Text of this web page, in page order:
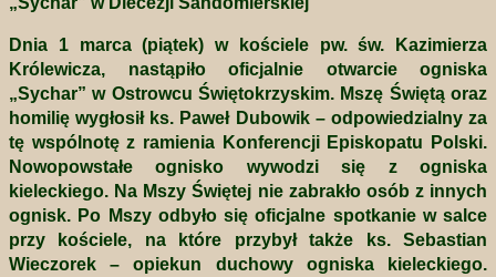
Dnia 1 marca (piątek) w kościele pw. św. Kazimierza
Królewicza, nastąpiło oficjalnie otwarcie ogniska
„Sychar” w Ostrowcu Świętokrzyskim. Mszę Świętą oraz
homilię wygłosił ks. Paweł Dubowik – odpowiedzialny za
tę wspólnotę z ramienia Konferencji Episkopatu Polski.
Nowopowstałe ognisko wywodzi się z ogniska
kieleckiego. Na Mszy Świętej nie zabrakło osób z innych
ognisk. Po Mszy odbyło się oficjalne spotkanie w salce
przy kościele, na które przybył także ks. Sebastian
Wieczorek – opiekun duchowy ogniska kieleckiego.